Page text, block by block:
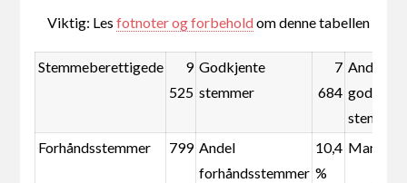
Viktig: Lesfotnoter og forbeholdom denne tabellen
Stemmeberettigede
9
525
Godkjente
stemmer
7
684
Andel
stemmer
Forhåndsstemmer
799 Andel
forhåndsstemmer
10,4
%